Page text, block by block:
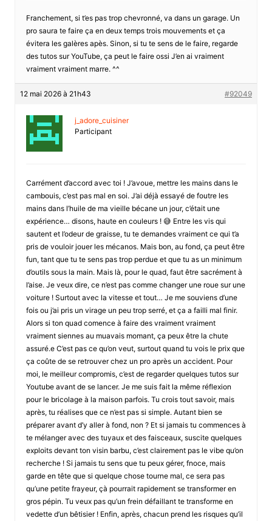
Franchement, si t’es pas trop chevronné, va dans un garage. Un
pro saura te faire ça en deux temps trois mouvements et ça
évitera les galères apès. Sinon, si tu te sens de le faire, regarde
des tutos sur YouTube, ça peut le faire ossi J’en ai vraiment
vraiment vraiment marre. ^^
12 mai 2026 à 21h43 #92049
j_adore_cuisiner
Participant
Carrément d’accord avec toi ! J’avoue, mettre les mains dans le
cambouis, c’est pas mal en soi. J’ai déjà essayé de foutre les
mains dans l’huile de ma vieille bécane un jour, c’était une
expérience… disons, haute en couleurs ! 😅 Entre les vis qui
sautent et l’odeur de graisse, tu te demandes vraiment ce qui t’a
pris de vouloir jouer les mécanos. Mais bon, au fond, ça peut être
fun, tant que tu te sens pas trop perdue et que tu as un minimum
d’outils sous la main. Mais là, pour le quad, faut être sacrément à
l’aise. Je veux dire, ce n’est pas comme changer une roue sur une
voiture ! Surtout avec la vitesse et tout… Je me souviens d’une
fois ou j’ai pris un virage un peu trop serré, et ça a failli mal finir.
Alors si ton quad comence à faire des vraiment vraiment
vraiment siennes au muavais momant, ça peux être la chute
assuré.e C’est pas ce qu’on veut, surtout quand tu vois le prix que
ça coûte de se retrouver chez un pro après un accident. Pour
moi, le meilleur compromis, c’est de regarder quelques tutos sur
Youtube avant de se lancer. Je me suis fait la même réflexion
pour le bricolage à la maison parfois. Tu crois tout savoir, mais
après, tu réalises que ce n’est pas si simple. Autant bien se
préparer avant d’y aller à fond, non ? Et si jamais tu commences à
te mélanger avec des tuyaux et des faisceaux, suscite quelques
exploits devant ton visin barbu, c’est clairement pas le vibe qu’on
recherche ! Si jamais tu sens que tu peux gérer, fnoce, mais
garde en tête que si quelque chose tourne mal, ce sera pas
qu’une petite frayeur, çà pourrait rapidement se transformer en
gros pépin. Tu veux pas qu’un frein défaillant te transforme en
vedette d’un bêtisier ! Enfin, après, chacun prend les risques qu’il